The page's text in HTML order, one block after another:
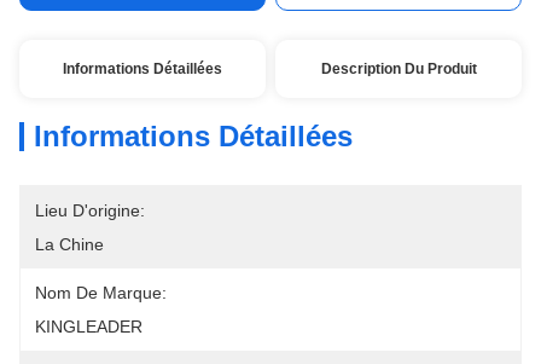
Informations Détaillées Description Du Produit
Informations Détaillées
Lieu D'origine:
La Chine
Nom De Marque:
KINGLEADER